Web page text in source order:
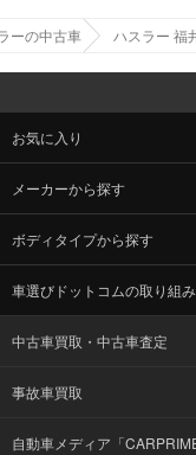
ーの中古車 ハスラー 福
お気に入り
メーカーから探す
ボディタイプから探す
車選びドットコムの取り組み
中古車買取・中古車査定
事故車買取
自動車メディア「